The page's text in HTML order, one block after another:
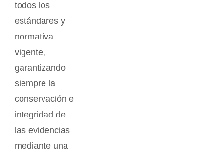
todos los
estándares y
normativa
vigente,
garantizando
siempre la
conservación e
integridad de
las evidencias
mediante una